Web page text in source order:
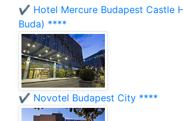
✔️ Hotel Mercure Budapest Castle
Buda) ****
✔️ Novotel Budapest City ****